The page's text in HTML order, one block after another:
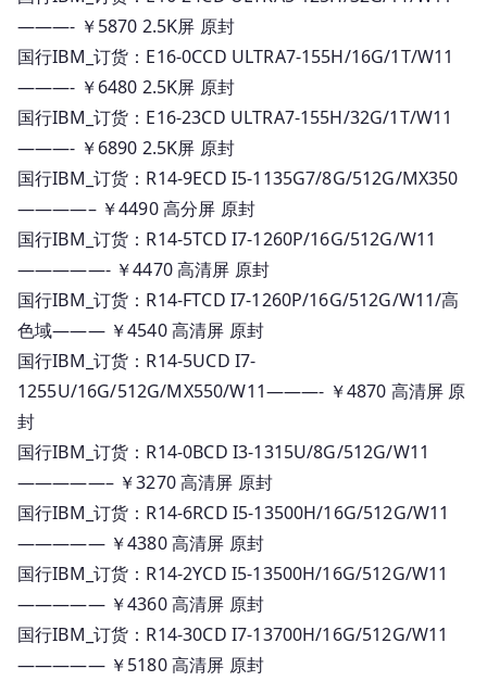
———- ￥5870 2.5K屏 原封
国行IBM_订货：E16-0CCD ULTRA7-155H/16G/1T/W11
———- ￥6480 2.5K屏 原封
国行IBM_订货：E16-23CD ULTRA7-155H/32G/1T/W11
———- ￥6890 2.5K屏 原封
国行IBM_订货：R14-9ECD I5-1135G7/8G/512G/MX350
————– ￥4490 高分屏 原封
国行IBM_订货：R14-5TCD I7-1260P/16G/512G/W11
—————- ￥4470 高清屏 原封
国行IBM_订货：R14-FTCD I7-1260P/16G/512G/W11/高
色域——— ￥4540 高清屏 原封
国行IBM_订货：R14-5UCD I7-
1255U/16G/512G/MX550/W11———- ￥4870 高清屏 原
封
国行IBM_订货：R14-0BCD I3-1315U/8G/512G/W11
—————– ￥3270 高清屏 原封
国行IBM_订货：R14-6RCD I5-13500H/16G/512G/W11
————— ￥4380 高清屏 原封
国行IBM_订货：R14-2YCD I5-13500H/16G/512G/W11
————— ￥4360 高清屏 原封
国行IBM_订货：R14-30CD I7-13700H/16G/512G/W11
————— ￥5180 高清屏 原封